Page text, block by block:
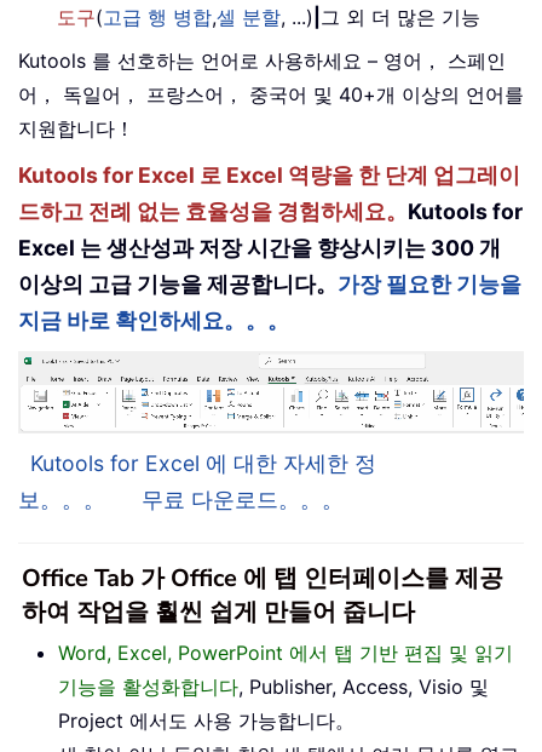
도구(고급 행 병합,셀 분할, ...) 그 외 더 많은 기능
Kutools 를 선호하는 언어로 사용하세요 – 영어， 스페인
어， 독일어， 프랑스어， 중국어 및 40+개 이상의 언어를
지원합니다！
Kutools for Excel 로 Excel 역량을 한 단계 업그레이
드하고 전례 없는 효율성을 경험하세요。 Kutools for
Excel 는 생산성과 저장 시간을 향상시키는 300 개
이상의 고급 기능을 제공합니다。 가장 필요한 기능을
지금 바로 확인하세요。。。
Kutools for Excel 에 대한 자세한 정
보。。。
무료 다운로드。。。
Office Tab 가 Office 에 탭 인터페이스를 제공
하여 작업을 훨씬 쉽게 만들어 줍니다
Word, Excel, PowerPoint 에서 탭 기반 편집 및 읽기
기능을 활성화합니다, Publisher, Access, Visio 및
Project 에서도 사용 가능합니다。